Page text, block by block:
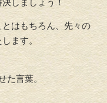
しましょう！
はもちろん、先々の
ます。
た言葉。